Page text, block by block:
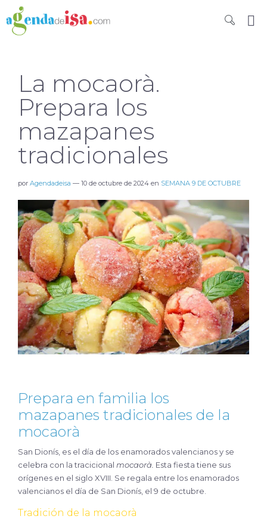
La mocaorà.
Prepara los
mazapanes
tradicionales
por Agendadeisa — 10 de octubre de 2024 en SEMANA 9 DE OCTUBRE
Prepara en familia los
mazapanes tradicionales de la
mocaorà
San Dionís, es el día de los enamorados valencianos y se
celebra con la tracicional mocaorà. Esta fiesta tiene sus
orígenes en el siglo XVIII. Se regala entre los enamorados
valencianos el día de San Dionís, el 9 de octubre.
Tradición de la mocaorà